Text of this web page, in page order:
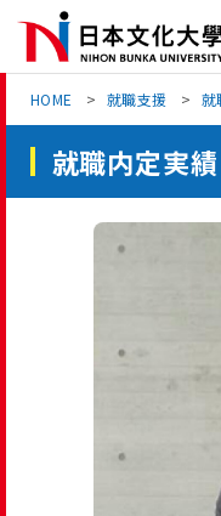
Skip
the
content
HOME 就職支援 就
就職内定実績